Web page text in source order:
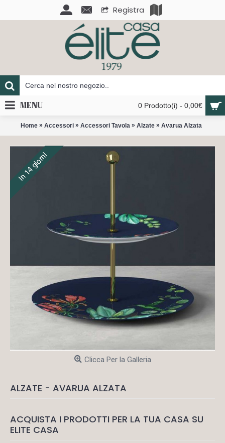
Registra
0 Prodotto(i) - 0,00€
MENU
Home » Accessori » Accessori Tavola » Alzate » Avarua Alzata
In 14 giorni
Clicca Per la Galleria
ALZATE - AVARUA ALZATA
ACQUISTA I PRODOTTI PER LA TUA CASA SU
ELITE CASA